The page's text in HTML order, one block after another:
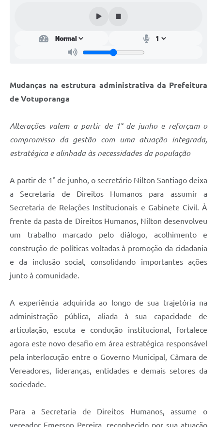
Telefones Úteis
Agenda
Contato
Mudanças na estrutura administrativa da Prefeitura
de Votuporanga
Alterações valem a partir de 1° de junho e reforçam o
compromisso da gestão com uma atuação integrada,
estratégica e alinhada às necessidades da população
A partir de 1° de junho, o secretário Nilton Santiago deixa
a Secretaria de Direitos Humanos para assumir a
Secretaria de Relações Institucionais e Gabinete Civil. À
frente da pasta de Direitos Humanos, Nilton desenvolveu
um trabalho marcado pelo diálogo, acolhimento e
construção de políticas voltadas à promoção da cidadania
e da inclusão social, consolidando importantes ações
junto à comunidade.
A experiência adquirida ao longo de sua trajetória na
administração pública, aliada à sua capacidade de
articulação, escuta e condução institucional, fortalece
agora este novo desafio em área estratégica responsável
pela interlocução entre o Governo Municipal, Câmara de
Vereadores, lideranças, entidades e demais setores da
sociedade.
Para a Secretaria de Direitos Humanos, assume o
vereador Emerson Pereira, reconhecido por sua atuação